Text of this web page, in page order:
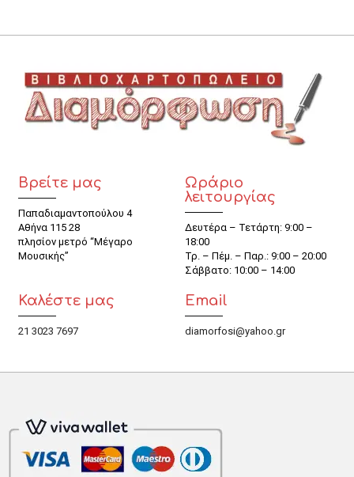
Βρείτε μας
Παπαδιαμαντοπούλου 4
Αθήνα 115 28
πλησίον μετρό “Μέγαρο
Μουσικής”
Ωράριο
λειτουργίας
Δευτέρα – Τετάρτη: 9:00 –
18:00
Τρ. – Πέμ. – Παρ.: 9:00 – 20:00
Σάββατο: 10:00 – 14:00
Καλέστε μας
21 3023 7697
Email
diamorfosi@yahoo.gr